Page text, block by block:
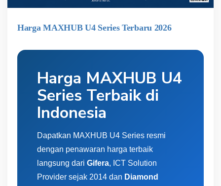
Harga MAXHUB U4 Series Terbaru 2026
Harga MAXHUB U4
Series Terbaik di
Indonesia
Dapatkan MAXHUB U4 Series resmi
dengan penawaran harga terbaik
langsung dari Gifera, ICT Solution
Provider sejak 2014 dan Diamond